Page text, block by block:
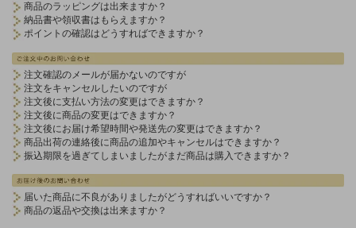
商品のラッピングは出来ますか？
納品書や領収書はもらえますか？
ポイントの確認はどうすればできますか？
注文確認のメールが届かないのですが
注文をキャンセルしたいのですが
注文後に支払い方法の変更はできますか？
注文後に商品の変更はできますか？
注文後にお届け希望時間や発送先の変更はできますか？
商品出荷の連絡後に商品の追加やキャンセルはできますか？
振込期限を過ぎてしまいましたがまだ商品は購入できますか？
届いた商品に不良がありましたがどうすればいいですか？
商品の返品や交換は出来ますか？